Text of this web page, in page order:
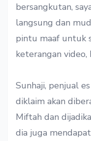
bersangkutan,
langsung dan
pintu maaf untuk
keterangan video,
Sunhaji, penjual
diklaim akan
Miftah dan
dia juga